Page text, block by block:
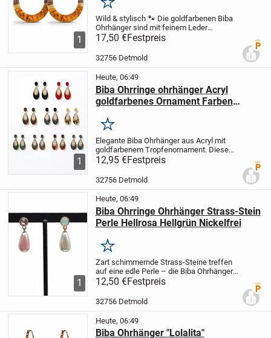
1
Merken
Wild & stylisch 🐾 Die goldfarbenen Biba
Ohrhänger sind mit feinem Leder
umwickelt und mit einem markanten
Tierprint verziert. Modern, mutig und
ausdrucksstark bringen sie einen Hauch
17,50 €Festpreis
32756 Detmold
1
Heute, 06:49
Biba Ohrringe ohrhänger Acryl
goldfarbenes Ornament Farben
Merken
Elegante Biba Ohrhänger aus Acryl mit
goldfarbenem Tropfenornament. Diese
vielseitigen Ohrhänger bestehen aus
hochwertigem Acryl und Metall und
überzeugen mit ihrer modernen Ästhetik.
Das edle...
12,95 €Festpreis
32756 Detmold
1
Heute, 06:49
Biba Ohrringe Ohrhänger Strass-Stein
Perle Hellrosa Hellgrün Nickelfrei
Merken
Zart schimmernde Strass-Steine treffen
auf eine edle Perle – die Biba Ohrhänger
sind pure Romantik. In den sanften
Farben Hellrosa oder Hellgrün erhältlich,
verleihen sie deinem Look feminine
Eleganz...
12,50 €Festpreis
32756 Detmold
Heute, 06:49
Biba Ohrhänger "Lolalita"